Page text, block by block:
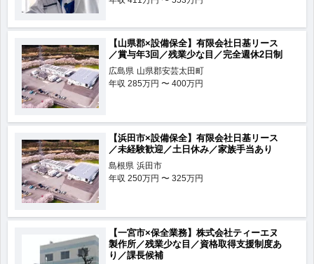
【山県郡×設備保全】有限会社日基リース
／賞与年3回／残業少な目／完全週休2日制
広島県 山県郡安芸太田町
年収 285万円 〜 400万円
【浜田市×設備保全】有限会社日基リース
／未経験歓迎／土日休み／家族手当あり
島根県 浜田市
年収 250万円 〜 325万円
【一宮市×保全業務】株式会社ティーエヌ
製作所／残業少な目／資格取得支援制度あ
り／課長候補